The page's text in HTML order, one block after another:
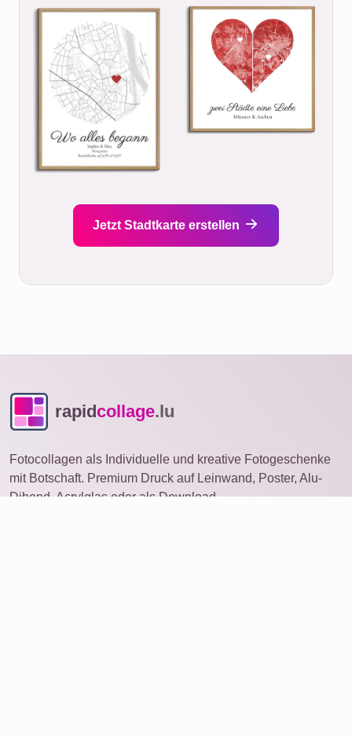
Jetzt Stadtkarte erstellen
rapidcollage.lu
Fotocollagen als Individuelle und kreative Fotogeschenke
mit Botschaft. Premium Druck auf Leinwand, Poster, Alu-
Dibond, Acrylglas oder als Download.